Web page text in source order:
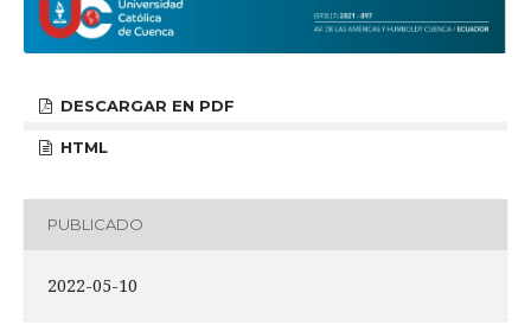
DESCARGAR EN PDF
HTML
PUBLICADO
2022-05-10